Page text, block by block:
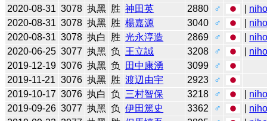
2020-08-31 3078 执黑 胜 神田英 2880 ♂
2020-08-31 3078 执黑 胜 楊嘉源 3040 ♂
2020-08-31 3078 执白 胜 光永淳造 2869 ♂
2020-06-25 3077 执黑 负 王立誠 3208 ♂
2019-12-19 3076 执黑 负 田中康湧 3099
♂
2019-11-21 3076 执黑 胜 渡辺由宇 2923
♂
2019-10-17 3076 执白 负 三村智保 3218 ♂
2019-09-26 3077 执黑 负 伊田篤史 3362 ♂